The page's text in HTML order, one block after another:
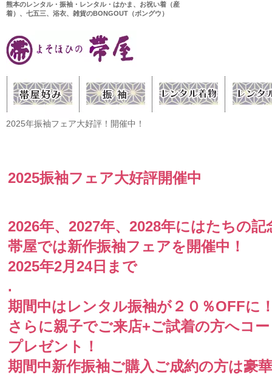
熊本のレンタル・振袖・レンタル・はかま、お祝い着（産
着）、七五三、浴衣、雑貨のBONGOUT（ボングウ）
2025年振袖フェア大好評！開催中！
2025振袖フェア大好評開催中
2026年、2027年、2028年にはたちの
帯屋では新作振袖フェアを開催中！
2025年2月24日まで
.
期間中はレンタル振袖が２０％OFFに
さらに親子でご来店+ご試着の方へコ
プレゼント！
期間中新作振袖ご購入ご成約の方は豪